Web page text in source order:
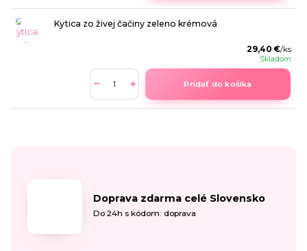
Kytica zo živej čačiny zeleno krémová
29,40 €/ks
Skladom
Pridať do košíka
Doprava zdarma celé Slovensko
Do 24h s kódom: doprava